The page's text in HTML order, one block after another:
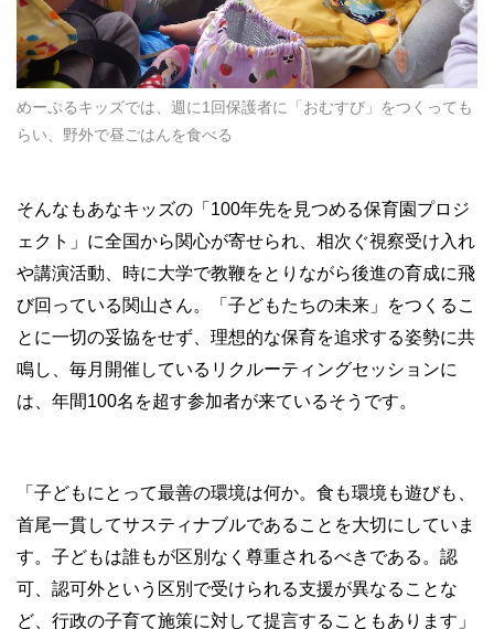
めーぷるキッズでは、週に1回保護者に「おむすび」をつくっても
らい、野外で昼ごはんを食べる
そんなもあなキッズの「100年先を見つめる保育園プロジ
ェクト」に全国から関心が寄せられ、相次ぐ視察受け入れ
や講演活動、時に大学で教鞭をとりながら後進の育成に飛
び回っている関山さん。「子どもたちの未来」をつくるこ
とに一切の妥協をせず、理想的な保育を追求する姿勢に共
鳴し、毎月開催しているリクルーティングセッションに
は、年間100名を超す参加者が来ているそうです。
「子どもにとって最善の環境は何か。食も環境も遊びも、
首尾一貫してサスティナブルであることを大切にしていま
す。子どもは誰もが区別なく尊重されるべきである。認
可、認可外という区別で受けられる支援が異なることな
ど、行政の子育て施策に対して提言することもあります」